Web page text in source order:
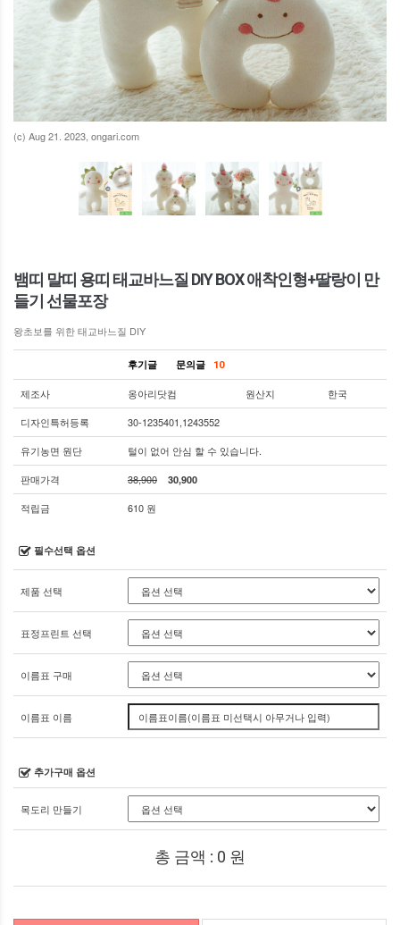
(c) Aug 21. 2023, ongari.com
뱀띠 말띠 용띠 태교바느질 DIY BOX 애착인형+딸랑이 만
들기 선물포장
왕초보를 위한 태교바느질 DIY
후기글 문의글 10
제조사 옹아리닷컴 원산지
한국
디자인특허등록
30-1235401,1243552
유기농면 원단
털이 없어 안심 할 수 있습니다.
판매가격
38,900 30,900
적립금 610 원
필수선택 옵션
제품 선택
표정프린트 선택
이름표 구매
이름표 이름
추가구매 옵션
목도리 만들기
총 금액 : 0 원